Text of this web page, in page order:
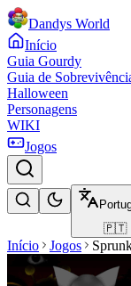
Dandys World
Início
Guia Gourdy
Guia de
Halloween
Personagens
WIKI
Jogos
🇵🇹
Início Jogos